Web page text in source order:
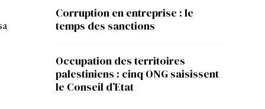
Corruption en entreprise : le
temps des sanctions
Occupation des territoires
palestiniens : cinq ONG saisissent
le Conseil d’Etat